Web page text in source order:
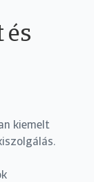
és
kiemelt